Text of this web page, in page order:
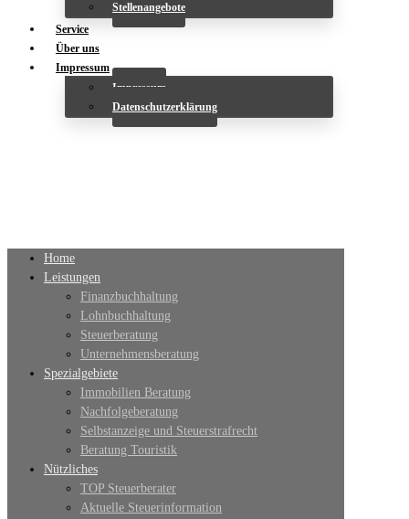
Stellenangebote
Service
Über uns
Impressum
Impressum
Datenschutzerklärung
Home
Leistungen
Finanzbuchhaltung
Lohnbuchhaltung
Steuerberatung
Unternehmensberatung
Spezialgebiete
Immobilien Beratung
Nachfolgeberatung
Selbstanzeige und Steuerstrafrecht
Beratung Touristik
Nützliches
TOP Steuerberater
Aktuelle Steuerinformation